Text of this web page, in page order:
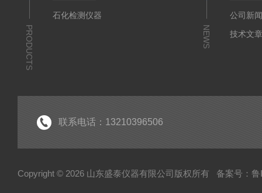
PRODUCTS
石化检测仪器
NEWS
公司新
技术文
联系电话：13210396506
Copyright © 2026 山东盛泰仪器有限公司版权所有 备案号：